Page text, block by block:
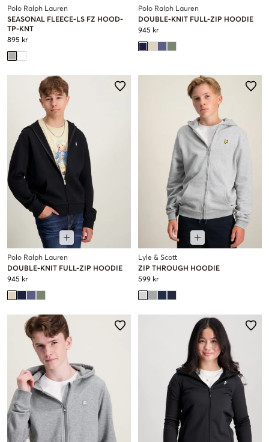
Polo Ralph Lauren
SEASONAL FLEECE-LS FZ HOOD-
TP-KNT
895 kr
Polo Ralph Lauren
DOUBLE-KNIT FULL-ZIP HOODIE
945 kr
Polo Ralph Lauren
DOUBLE-KNIT FULL-ZIP HOODIE
945 kr
Lyle & Scott
ZIP THROUGH HOODIE
599 kr